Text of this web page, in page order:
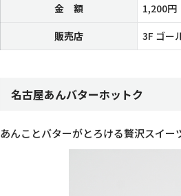
金 額
1,200円
販売店
3F ゴー
名古屋あんバターホットク
あんことバターがとろける贅沢スイー